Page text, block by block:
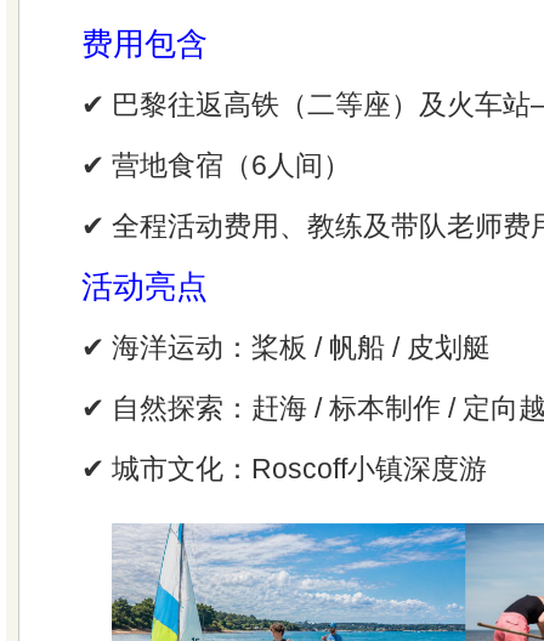
费用包含
✔ 巴黎往返高铁（二等座）及火车
✔ 营地食宿（6人间）
✔ 全程活动费用、教练及带队老师费
活动亮点
✔ 海洋运动：桨板 / 帆船 / 皮划艇
✔ 自然探索：赶海 / 标本制作 / 定向
✔ 城市文化：Roscoff小镇深度游